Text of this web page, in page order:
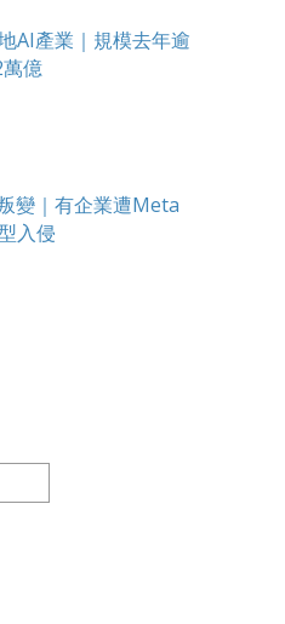
AI產業｜規模去年逾
萬億
變｜有企業遭Meta
入侵